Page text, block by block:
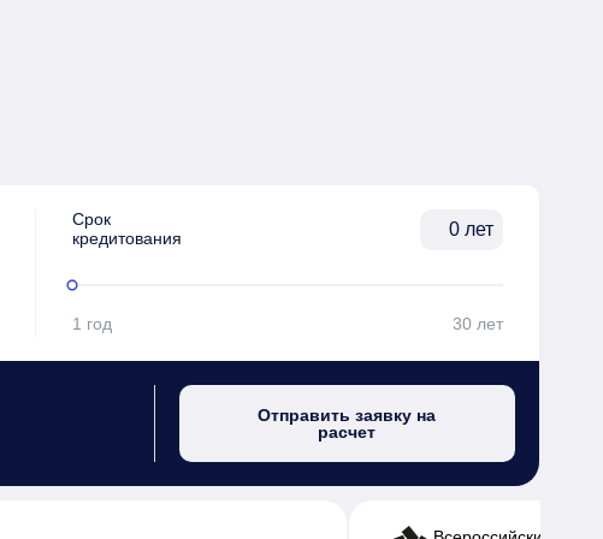
Срок
кредитования
лет
1 год 30 лет
Отправить заявку на
расчет